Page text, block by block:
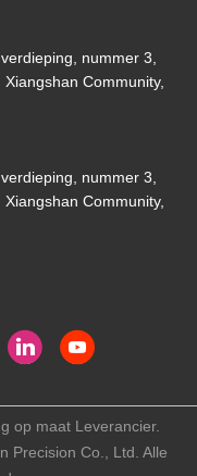
nummer 3,
Community,
nummer 3,
Community,
op maat Leverancier.
Precision Co., Ltd. Alle